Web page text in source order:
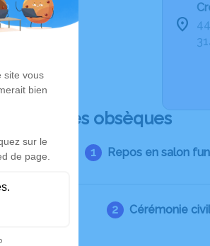
Déroulé des obsèques
Repos en salon
Cérémonie